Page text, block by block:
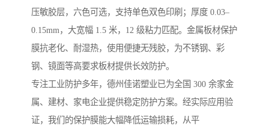
压敏胶层，六色可选，支持单色双色印刷；厚度 0.03–
0.15mm，大宽幅 1.5 米，12 级粘力匹配。金属板材保护
膜抗老化、耐湿热，使用便捷无残胶，为不锈钢、彩
钢、镜面等高要求板材提供长效防护。
专注工业防护多年，德州佳诺塑业已为全国 300 余家金
属、建材、家电企业提供稳定防护方案。经实际应用验
证，我们的保护膜能大幅降低运输损耗，从平